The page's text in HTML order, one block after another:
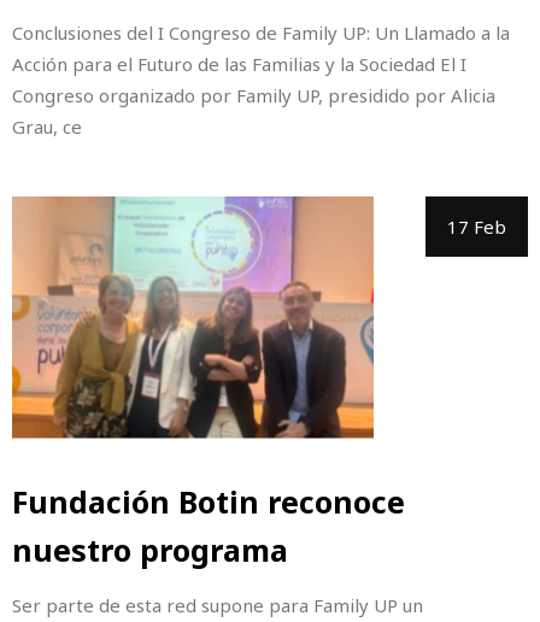
Conclusiones del I Congreso de Family UP: Un Llamado a la
Acción para el Futuro de las Familias y la Sociedad El I
Congreso organizado por Family UP, presidido por Alicia
Grau, ce
17 Feb
Fundación Botin reconoce
nuestro programa
Ser parte de esta red supone para Family UP un